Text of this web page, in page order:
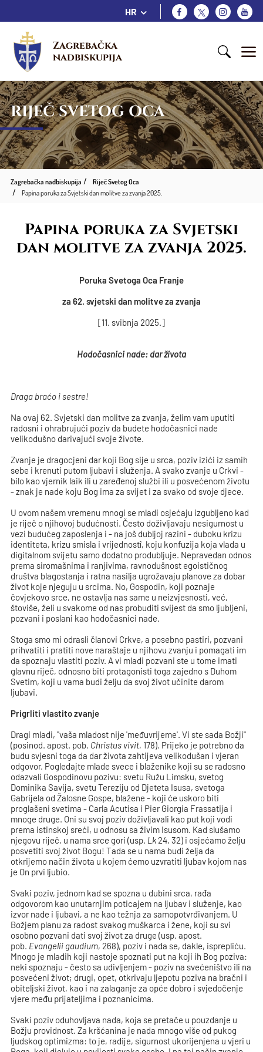
HR
Zagrebačka
nadbiskupija
RIJEČ SVETOG OCA
Zagrebačka nadbiskupija
Riječ Svetog Oca
Papina poruka za Svjetski dan molitve za zvanja 2025.
Papina poruka za Svjetski
dan molitve za zvanja 2025.
Poruka Svetoga Oca Franje
za 62. svjetski dan molitve za zvanja
[11. svibnja 2025.]
Hodočasnici nade: dar života
Draga braćo i sestre!
Na ovaj 62. Svjetski dan molitve za zvanja, želim vam uputiti
radosni i ohrabrujući poziv da budete hodočasnici nade
velikodušno darivajući svoje živote.
Zvanje je dragocjeni dar koji Bog sije u srca, poziv izići iz samih
sebe i krenuti putom ljubavi i služenja. A svako zvanje u Crkvi -
bilo kao vjernik laik ili u zaređenoj službi ili u posvećenom životu
- znak je nade koju Bog ima za svijet i za svako od svoje djece.
U ovom našem vremenu mnogi se mladi osjećaju izgubljeno kad
je riječ o njihovoj budućnosti. Često doživljavaju nesigurnost u
vezi budućeg zaposlenja i - na još dubljoj razini - duboku krizu
identiteta, krizu smisla i vrijednostî, koju konfuzija koja vlada u
digitalnom svijetu samo dodatno produbljuje. Nepravedan odnos
prema siromašnima i ranjivima, ravnodušnost egoističnog
društva blagostanja i ratna nasilja ugrožavaju planove za dobar
život koje njeguju u srcima. No, Gospodin, koji poznaje
čovjekovo srce, ne ostavlja nas same u neizvjesnosti, već,
štoviše, želi u svakome od nas probuditi svijest da smo ljubljeni,
pozvani i poslani kao hodočasnici nade.
Stoga smo mi odrasli članovi Crkve, a posebno pastiri, pozvani
prihvatiti i pratiti nove naraštaje u njihovu zvanju i pomagati im
da spoznaju vlastiti poziv. A vi mladi pozvani ste u tome imati
glavnu riječ, odnosno biti protagonisti toga zajedno s Duhom
Svetim, koji u vama budi želju da svoj život učinite darom
ljubavi.
Prigrliti vlastito zvanje
Dragi mladi, "vaša mladost nije 'međuvrijeme'. Vi ste sada Božji"
(posinod. apost. pob. Christus vivit, 178). Prijeko je potrebno da
budu svjesni toga da dar života zahtijeva velikodušan i vjeran
odgovor. Pogledajte mlade svece i blaženike koji su se radosno
odazvali Gospodinovu pozivu: svetu Ružu Limsku, svetog
Dominika Savija, svetu Tereziju od Djeteta Isusa, svetoga
Gabrijela od Žalosne Gospe, blažene - koji će uskoro biti
proglašeni svetima - Carla Acutisa i Pier Giorgia Frassatija i
mnoge druge. Oni su svoj poziv doživljavali kao put koji vodi
prema istinskoj sreći, u odnosu sa živim Isusom. Kad slušamo
njegovu riječ, u nama srce gori (usp. Lk 24, 32) i osjećamo želju
posvetiti svoj život Bogu! Tada se u nama budi želja da
otkrijemo način života u kojem ćemo uzvratiti ljubav kojom nas
je On prvi ljubio.
Svaki poziv, jednom kad se spozna u dubini srca, rađa
odgovorom kao unutarnjim poticajem na ljubav i služenje, kao
izvor nade i ljubavi, a ne kao težnja za samopotvrđivanjem. U
Božjem planu za radost svakog muškarca i žene, koji su svi
osobno pozvani dati svoj život za druge (usp. apost.
pob. Evangelii gaudium, 268), poziv i nada se, dakle, isprepliću.
Mnogo je mladih koji nastoje spoznati put na koji ih Bog poziva:
neki spoznaju - često sa udivljenjem - poziv na svećeništvo ili na
posvećeni život; drugi, opet, otkrivaju ljepotu poziva na bračni i
obiteljski život, kao i na zalaganje za opće dobro i svjedočenje
vjere među prijateljima i poznanicima.
Svaki poziv oduhovljava nada, koja se pretače u pouzdanje u
Božju providnost. Za kršćanina je nada mnogo više od pukog
ljudskog optimizma: to je, radije, sigurnost ukorijenjena u vjeri u